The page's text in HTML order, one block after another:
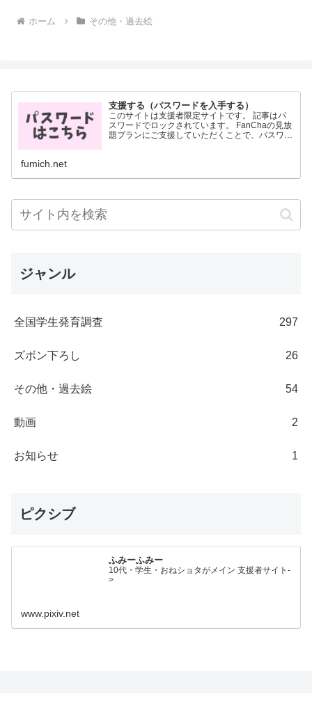
ホーム その他・過去絵
支援する（パスワードを入手する）
このサイトは支援者限定サイトです。 記事はパ
スワードでロックされています。 FanChaの見放
題プランにご支援していただくことで、パスワー
fumich.net
ジャンル
全国学生発育調査 297
ズボン下ろし 26
その他・過去絵 54
動画 2
お知らせ 1
ピクシブ
ふみーふみー
10代・学生・おねショタがメイン 支援者サイト-
>
www.pixiv.net